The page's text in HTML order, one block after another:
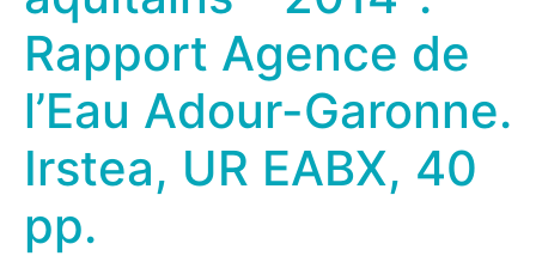
Rapport Agence de
l’Eau Adour-Garonne.
Irstea, UR EABX, 40
pp.